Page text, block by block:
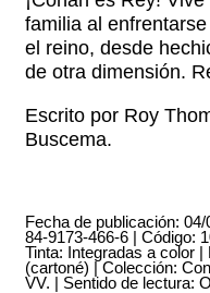
familia al
el reino, desde
de otra dimensión.
Escrito por Roy
Buscema.
Fecha de publicación:
84-9173-466-6 | Código:
Tinta: Integradas a color
(cartoné) | Colección:
VV. | Sentido de lectura: